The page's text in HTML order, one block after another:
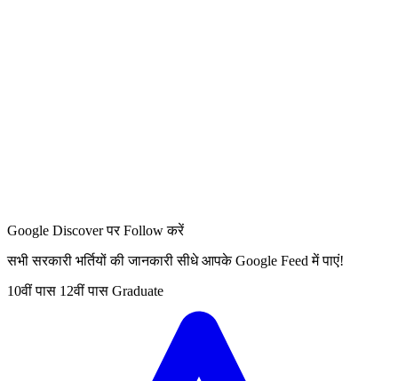
Google Discover पर Follow करें
सभी सरकारी भर्तियों की जानकारी सीधे आपके Google Feed में पाएं!
10वीं पास 12वीं पास Graduate